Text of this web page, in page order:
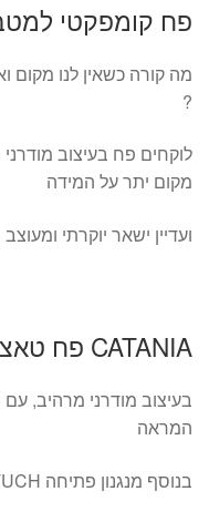
פח קומפקטי
מה קורה כשאין לנו מקום
?
לוקחים פח בעיצוב
מקום יתר על המידה
ועדיין ישאר יוקרתי
CATANIA פח טאצ’ למטבח 20 ליטר
בעיצוב מודרני מרהיב,
המראה
בנוסף מנגנון פתיחה TUCH מסיבי שיחזיק מעמד לאורך שנים